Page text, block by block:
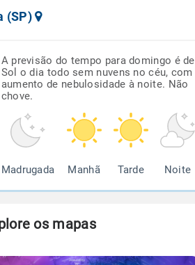
(SP)
A previsão do tempo para domingo é de
Sol o dia todo sem nuvens no céu, com
aumento de nebulosidade à noite. Não
chove.
Madrugada Manhã Tarde Noite
os mapas